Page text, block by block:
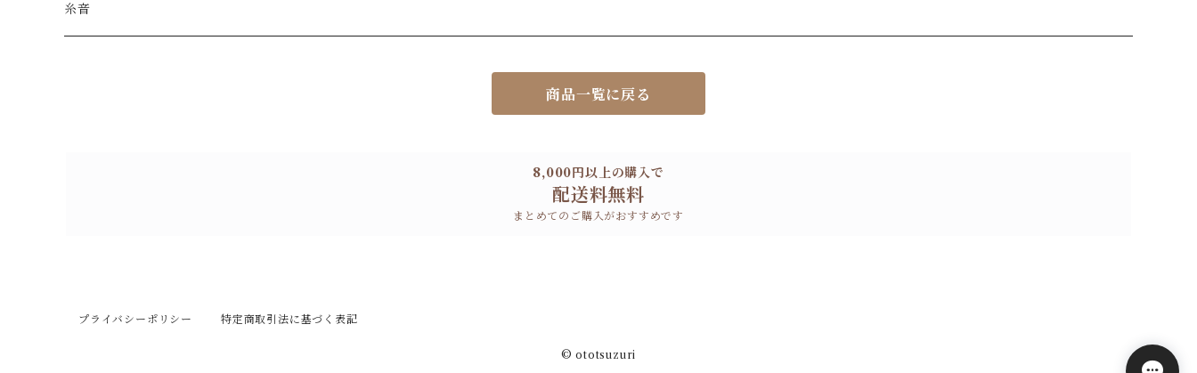
糸音
商品一覧に戻る
8,000円以上の購入で
配送料無料
まとめてのご購入がおすすめです
プライバシーポリシー 特定商取引法に基づく表記
© ototsuzuri